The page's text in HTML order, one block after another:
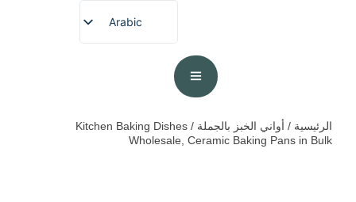
Arabic
English
Spanish
الرئيسية / أواني الخبز بالجملة
/ Kitchen Baking Dishes
Wholesale, Ceramic Baking Pans in Bulk